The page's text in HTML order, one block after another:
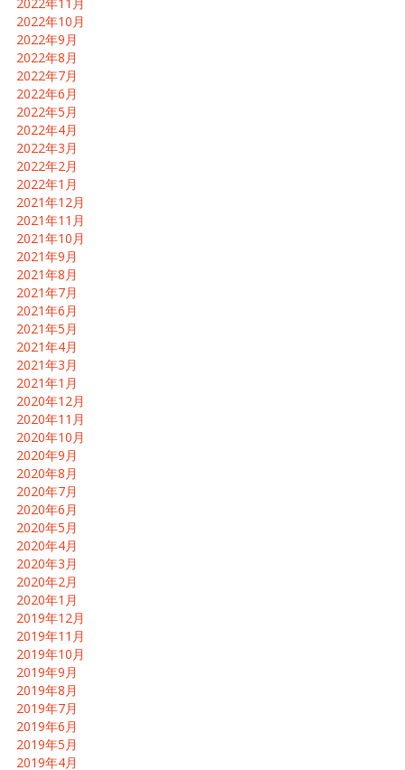
2022年10月
2022年9月
2022年8月
2022年7月
2022年6月
2022年5月
2022年4月
2022年3月
2022年2月
2022年1月
2021年12月
2021年11月
2021年10月
2021年9月
2021年8月
2021年7月
2021年6月
2021年5月
2021年4月
2021年3月
2021年1月
2020年12月
2020年11月
2020年10月
2020年9月
2020年8月
2020年7月
2020年6月
2020年5月
2020年4月
2020年3月
2020年2月
2020年1月
2019年12月
2019年11月
2019年10月
2019年9月
2019年8月
2019年7月
2019年6月
2019年5月
2019年4月